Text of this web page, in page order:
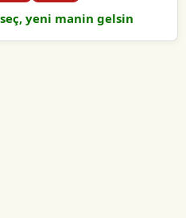
yeni manin gelsin